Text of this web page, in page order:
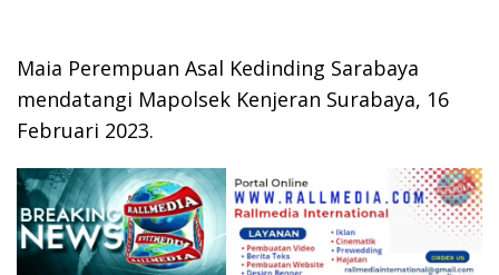
Maia Perempuan Asal Kedinding Sarabaya
mendatangi Mapolsek Kenjeran Surabaya, 16
Februari 2023.